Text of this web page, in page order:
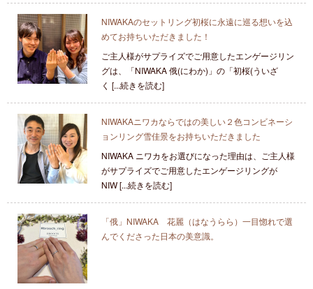
NIWAKAのセットリング初桜に永遠に巡る想いを込
めてお持ちいただきました！
ご主人様がサプライズでご用意したエンゲージリン
グは、「NIWAKA 俄(にわか)」の「初桜(ういざ
く [...続きを読む]
NIWAKAニワカならではの美しい２色コンビネーシ
ョンリング雪佳景をお持ちいただきました
NIWAKA ニワカをお選びになった理由は、ご主人様
がサプライズでご用意したエンゲージリングが
NIW [...続きを読む]
「俄」NIWAKA 花麗（はなうらら）一目惚れで選
んでくださった日本の美意識。